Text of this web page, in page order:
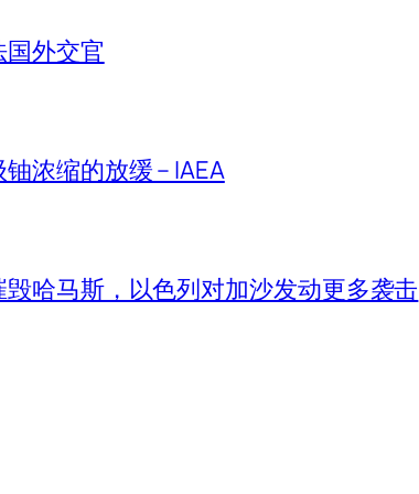
外交官
浓缩的放缓 – IAEA
哈马斯，以色列对加沙发动更多袭击